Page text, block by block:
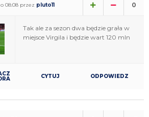
o 08:08 przez pluto11 0
Tak ale za sezon dwa będzie grała w
miejsce Virgila i będzie wart 120 mln
CYTUJ ODPOWIEDZ